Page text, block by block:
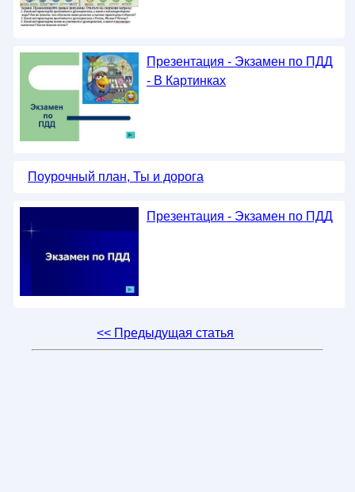
Презентация - Экзамен по ПДД
- В Картинках
Поурочный план, Ты и дорога
Презентация - Экзамен по ПДД
<< Предыдущая статья